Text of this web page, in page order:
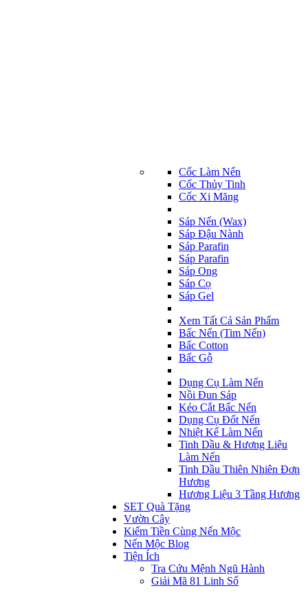
Cốc Làm Nến
Cốc Thủy Tinh
Cốc Xi Măng
Sáp Nến (Wax)
Sáp Đậu Nành
Sáp Parafin
Sáp Parafin
Sáp Ong
Sáp Cọ
Sáp Gel
Xem Tất Cả Sản Phẩm
Bấc Nến (Tim Nến)
Bấc Cotton
Bấc Gỗ
Dụng Cụ Làm Nến
Nồi Đun Sáp
Kéo Cắt Bấc Nến
Dụng Cụ Đốt Nến
Nhiệt Kế Làm Nến
Tinh Dầu & Hương Liệu
Làm Nến
Tinh Dầu Thiên Nhiên Đơn
Hương
Hương Liệu 3 Tầng Hương
SET Quà Tặng
Vườn Cây
Kiếm Tiền Cùng Nến Mộc
Nến Mộc Blog
Tiện Ích
Tra Cứu Mệnh Ngũ Hành
Giải Mã 81 Linh Số